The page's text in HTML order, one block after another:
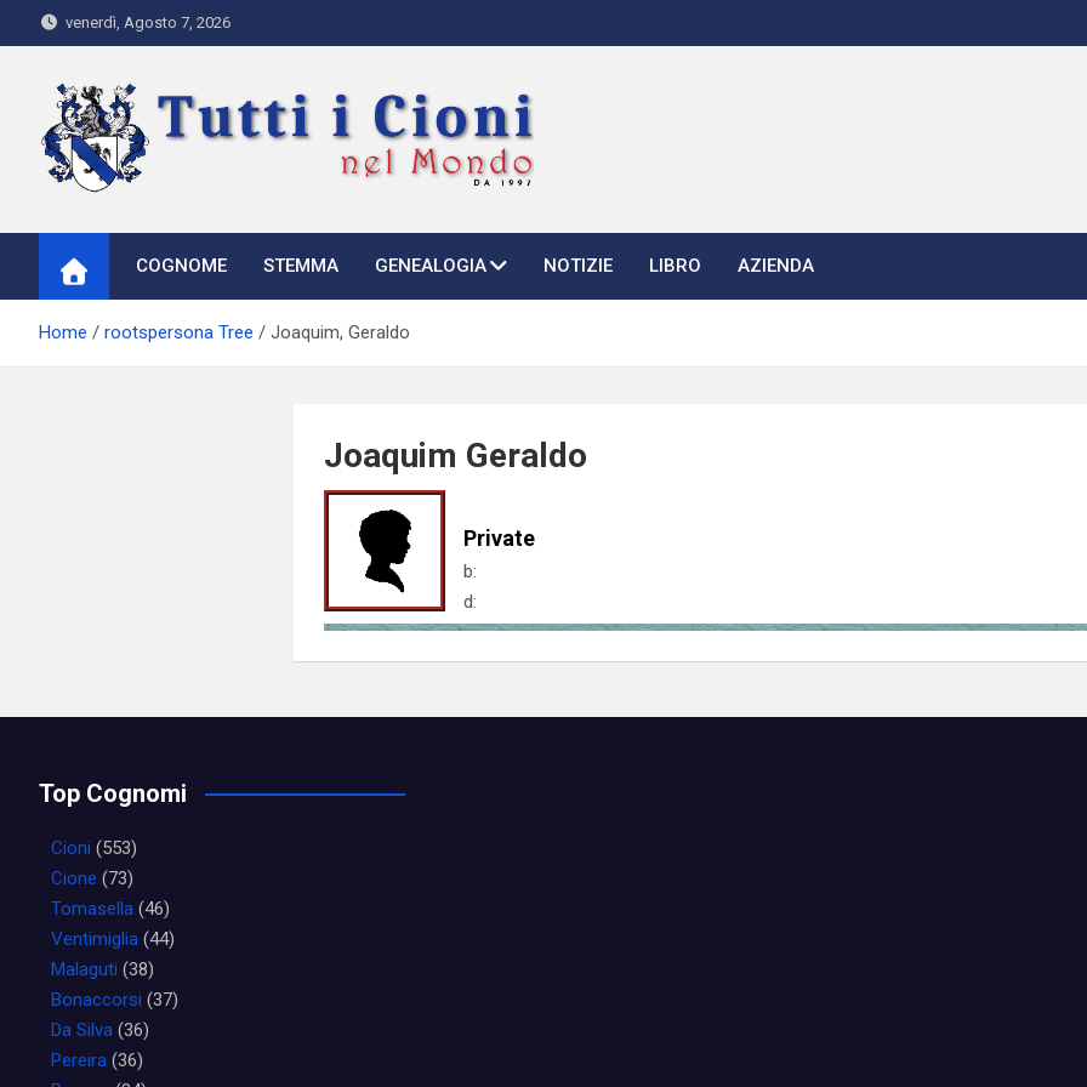
to
venerdì, Agosto 7, 2026
Tutti i Cioni nel Mondo
COGNOME STEMMA GENEALOGIA NOTIZIE LIBRO AZIENDA
Home rootspersona Tree Joaquim, Geraldo
Joaquim Geraldo
Private
b:
d:
Top Cognomi
Cioni (553)
Cione (73)
Tomasella (46)
Ventimiglia (44)
Malaguti (38)
Bonaccorsi (37)
Da Silva (36)
Pereira (36)